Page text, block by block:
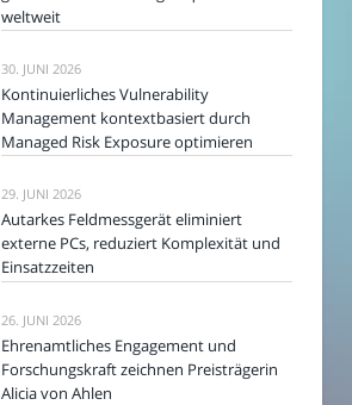
weltweit
30. JUNI 2026
Kontinuierliches Vulnerability
Management kontextbasiert durch
Managed Risk Exposure optimieren
29. JUNI 2026
Autarkes Feldmessgerät eliminiert
externe PCs, reduziert Komplexität und
Einsatzzeiten
26. JUNI 2026
Ehrenamtliches Engagement und
Forschungskraft zeichnen Preisträgerin
Alicia von Ahlen